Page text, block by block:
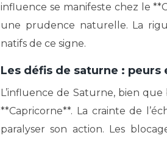
influence se manifeste chez le
une prudence naturelle. La
natifs de ce signe.
Les défis de saturne :
L’influence de Saturne, bien
**Capricorne**. La crainte de
paralyser son action. Les